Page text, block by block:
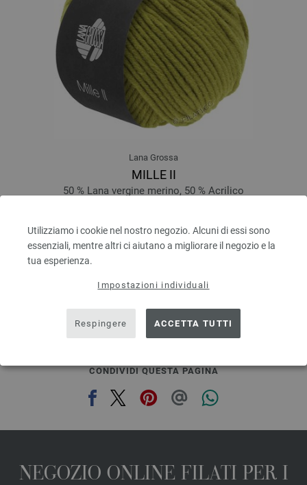
Utilizziamo i cookie nel nostro negozio. Alcuni di essi sono
essenziali, mentre altri ci aiutano a migliorare il negozio e la
tua esperienza.
Impostazioni individuali
Respingere ACCETTA TUTTI
Lana Grossa
MILLE II
50 % Lana vergine merino, 50 % Acrilico
3,78 €
4,40 $
escl. IVA., più. spese di spedizione, Prezzo di base:
prev next
CONDIVIDI QUESTA PAGINA
NEGOZIO ONLINE FILATI PER I